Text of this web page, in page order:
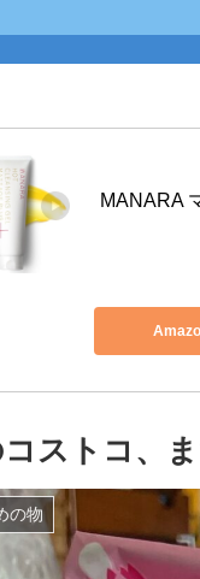
MANARA
ストコ、
の物